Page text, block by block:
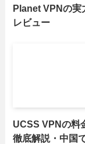
Planet VPNの実
レビュー
UCSS VPNの料
徹底解説・中国